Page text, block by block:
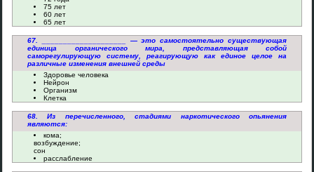
75 лет
60 лет
65 лет
67. ____________________ — это самостоятельно существующая
единица органического мира, представляющая собой
саморегулирующую систему, реагирующую как единое целое на
различные изменения внешней среды
Здоровье человека
Нейрон
Организм
Клетка
68. Из перечисленного, стадиями наркотического опьянения
являются:
кома;
возбуждение;
сон
расслабление